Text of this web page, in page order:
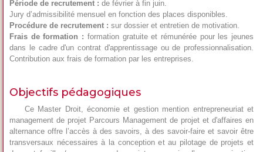
Période de recrutement : de février à fin juin.
Jury d’admissibilité mensuel en fonction des places disponibles.
Procédure de recrutement : sur dossier et entretien de motivation.
Frais de formation : formation gratuite et rémunérée pour les jeunes
dans le cadre d'un contrat d'apprentissage ou de professionnalisation.
Contribution aux frais de formation par les entreprises.
Objectifs pédagogiques
Ce Master Droit, économie et gestion mention entrepreneuriat et
management de projet Parcours Management de projet et d'affaires en
alternance offre l’accès à des savoirs, à des savoir-faire et savoir être
transversaux nécessaires à la conception et au pilotage de projets et